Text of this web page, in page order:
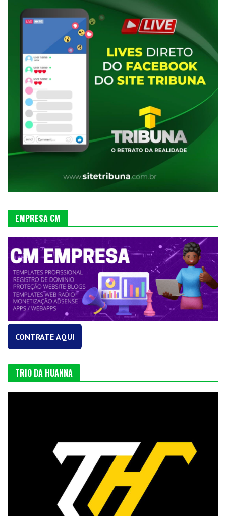
EMPRESA CM
CONTRATE AQUI
TRIO DA HUANNA